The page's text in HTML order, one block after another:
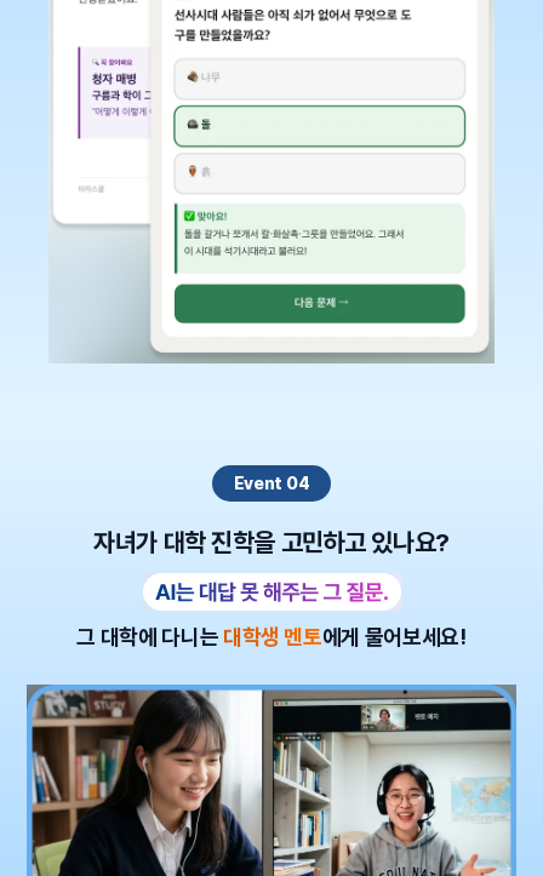
Event 04
자녀가 대학 진학을 고민하고 있나요?
그 대학에 다니는 대학생 멘토에게 물어보세요!